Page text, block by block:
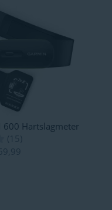
600 Hartslagmeter
( 15